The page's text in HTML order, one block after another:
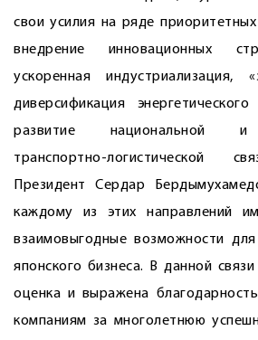
свои усилия на ряде
внедрение инновационных
ускоренная индустриализация,
диверсификация
развитие национальной и
транспортно-логистической
Президент Сердар
каждому из этих направлений
взаимовыгодные возможности для
японского бизнеса. В данной
оценка и выражена
компаниям за многолетнюю